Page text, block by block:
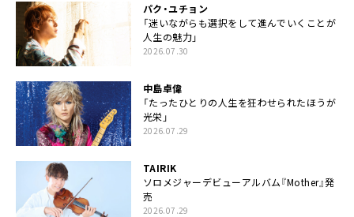
パク・ユチョン
「迷いながらも選択をして進んでいくことが
人生の魅力」
2026.07.30
中島卓偉
「たったひとりの人生を狂わせられたほうが
光栄」
2026.07.29
TAIRIK
ソロメジャーデビューアルバム『Mother』発
売
2026.07.29